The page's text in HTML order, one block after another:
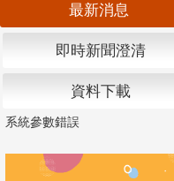
最新消息
即時新聞澄清
資料下載
系統參數錯誤